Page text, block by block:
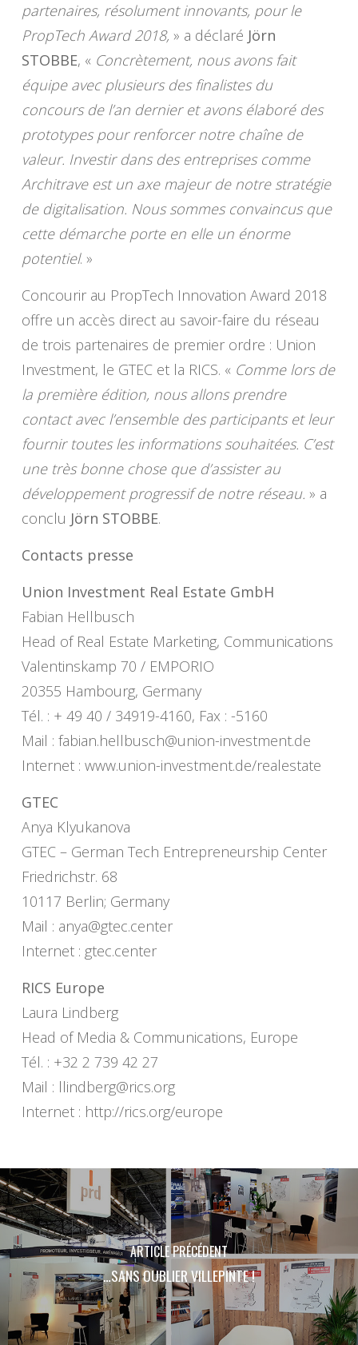
partenaires, résolument innovants, pour le
PropTech Award 2018, » a déclaré Jörn
STOBBE, « Concrètement, nous avons fait
équipe avec plusieurs des finalistes du
concours de l’an dernier et avons élaboré des
prototypes pour renforcer notre chaîne de
valeur. Investir dans des entreprises comme
Architrave est un axe majeur de notre stratégie
de digitalisation. Nous sommes convaincus que
cette démarche porte en elle un énorme
potentiel. »
Concourir au PropTech Innovation Award 2018
offre un accès direct au savoir-faire du réseau
de trois partenaires de premier ordre : Union
Investment, le GTEC et la RICS. « Comme lors de
la première édition, nous allons prendre
contact avec l’ensemble des participants et leur
fournir toutes les informations souhaitées. C’est
une très bonne chose que d’assister au
développement progressif de notre réseau. » a
conclu Jörn STOBBE.
Contacts presse
Union Investment Real Estate GmbH
Fabian Hellbusch
Head of Real Estate Marketing, Communications
Valentinskamp 70 / EMPORIO
20355 Hambourg, Germany
Tél. : + 49 40 / 34919-4160, Fax : -5160
Mail : fabian.hellbusch@union-investment.de
Internet : www.union-investment.de/realestate
GTEC
Anya Klyukanova
GTEC – German Tech Entrepreneurship Center
Friedrichstr. 68
10117 Berlin; Germany
Mail : anya@gtec.center
Internet : gtec.center
RICS Europe
Laura Lindberg
Head of Media & Communications, Europe
Tél. : +32 2 739 42 27
Mail : llindberg@rics.org
Internet : http://rics.org/europe
ARTICLE PRÉCÉDENT
…SANS OUBLIER VILLEPINTE !